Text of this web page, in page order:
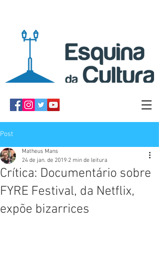
Post
Crítica: Documentário sobre
FYRE Festival, da Netflix,
expõe bizarrices
Matheus Mans
24 de jan. de 2019 2 min de leitura